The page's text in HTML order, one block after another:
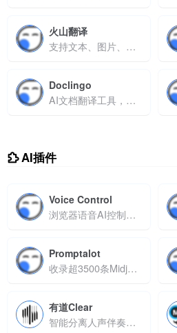
火山翻译
支持文本、图片、视频、语音翻译，保留原格式与排版
Doclingo
AI文档翻译工具，支持多格式翻译与精准排版保留
AI插件
Voice Control
浏览器语音AI控制插件
Promptalot
收录超3500条Midjourney提示词
有道Clear
智能分离人声伴奏，一键优化音频质量